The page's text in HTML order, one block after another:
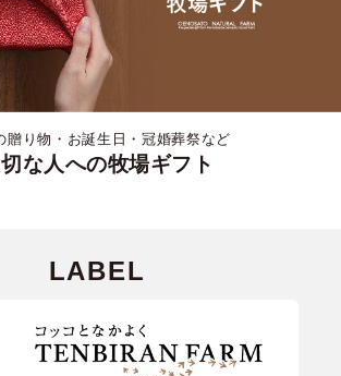
贈り物・お誕生日・冠婚葬祭など
な人への牧場ギフト
LABEL